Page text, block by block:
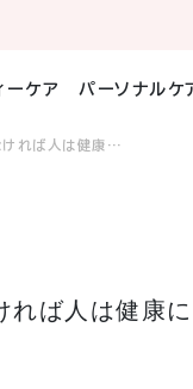
ーケア パーソナルケ
れば人は健康…
ば人は健康に